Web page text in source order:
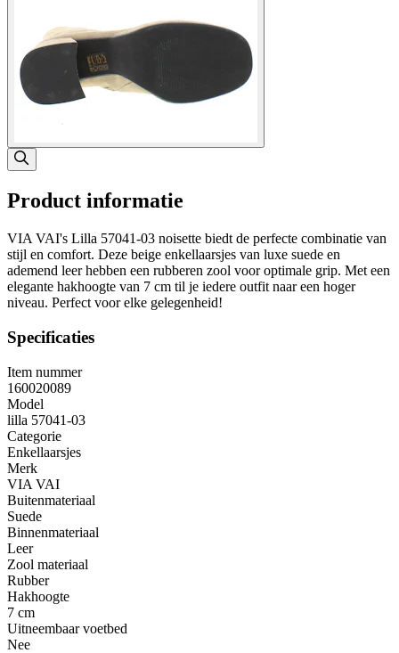
Product informatie
VIA VAI's Lilla 57041-03 noisette biedt de perfecte combinatie van
stijl en comfort. Deze beige enkellaarsjes van luxe suede en
ademend leer hebben een rubberen zool voor optimale grip. Met een
elegante hakhoogte van 7 cm til je iedere outfit naar een hoger
niveau. Perfect voor elke gelegenheid!
Specificaties
Item nummer
160020089
Model
lilla 57041-03
Categorie
Enkellaarsjes
Merk
VIA VAI
Buitenmateriaal
Suede
Binnenmateriaal
Leer
Zool materiaal
Rubber
Hakhoogte
7 cm
Uitneembaar voetbed
Nee